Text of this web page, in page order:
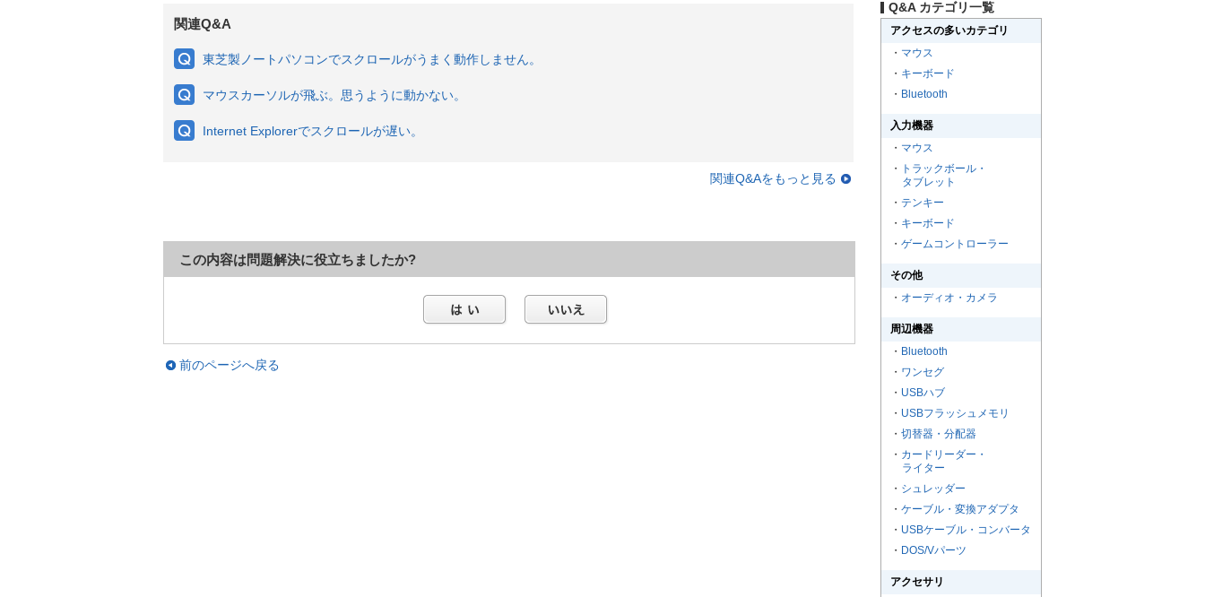
関連Q&A
東芝製ノートパソコンでスクロールがうまく動作しません。
マウスカーソルが飛ぶ。思うように動かない。
Internet Explorerでスクロールが遅い。
関連Q&Aをもっと見る
この内容は問題解決に役立ちましたか?
前のページへ戻る
Q&A カテゴリ一覧
アクセスの多いカテゴリ
・ マウス
・ キーボード
・ Bluetooth
入力機器
・ マウス
・
トラックボール・
タブレット
・ テンキー
・ キーボード
・ ゲームコントローラー
その他
・ オーディオ・カメラ
周辺機器
・ Bluetooth
・ ワンセグ
・ USBハブ
・ USBフラッシュメモリ
・ 切替器・分配器
・ カードリーダー・
ライター
・ シュレッダー
・ ケーブル・変換アダプタ
・ USBケーブル・コンバータ
・ DOS/Vパーツ
アクセサリ